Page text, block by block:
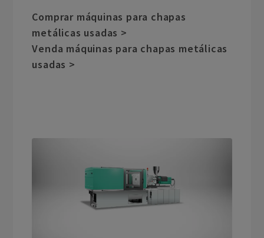
Comprar máquinas para chapas
metálicas usadas >
Venda máquinas para chapas metálicas
usadas >